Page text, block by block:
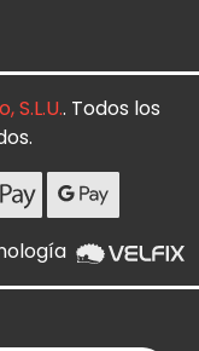
S.L.U.. Todos los